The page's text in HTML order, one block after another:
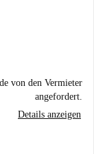
von den Vermieter
angefordert.
Details anzeigen